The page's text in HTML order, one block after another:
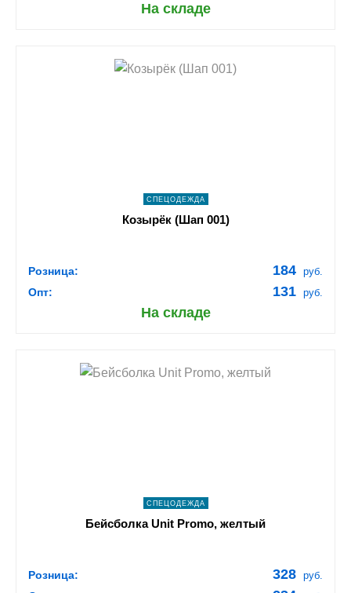
На складе
shopping_cart В КОРЗИНУ
СПЕЦОДЕЖДА
Козырёк (Шап 001)
Розница: 184 руб.
Опт: 131 руб.
На складе
shopping_cart В КОРЗИНУ
СПЕЦОДЕЖДА
Бейсболка Unit Promo, желтый
Розница: 328 руб.